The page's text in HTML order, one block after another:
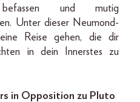
und mutig
Unter dieser Neumond-
Reise gehen, die dir
in dein Innerstes zu
in Opposition zu Pluto